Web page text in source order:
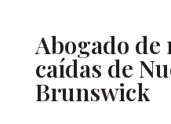
Abogado de
caídas de
Brunswick